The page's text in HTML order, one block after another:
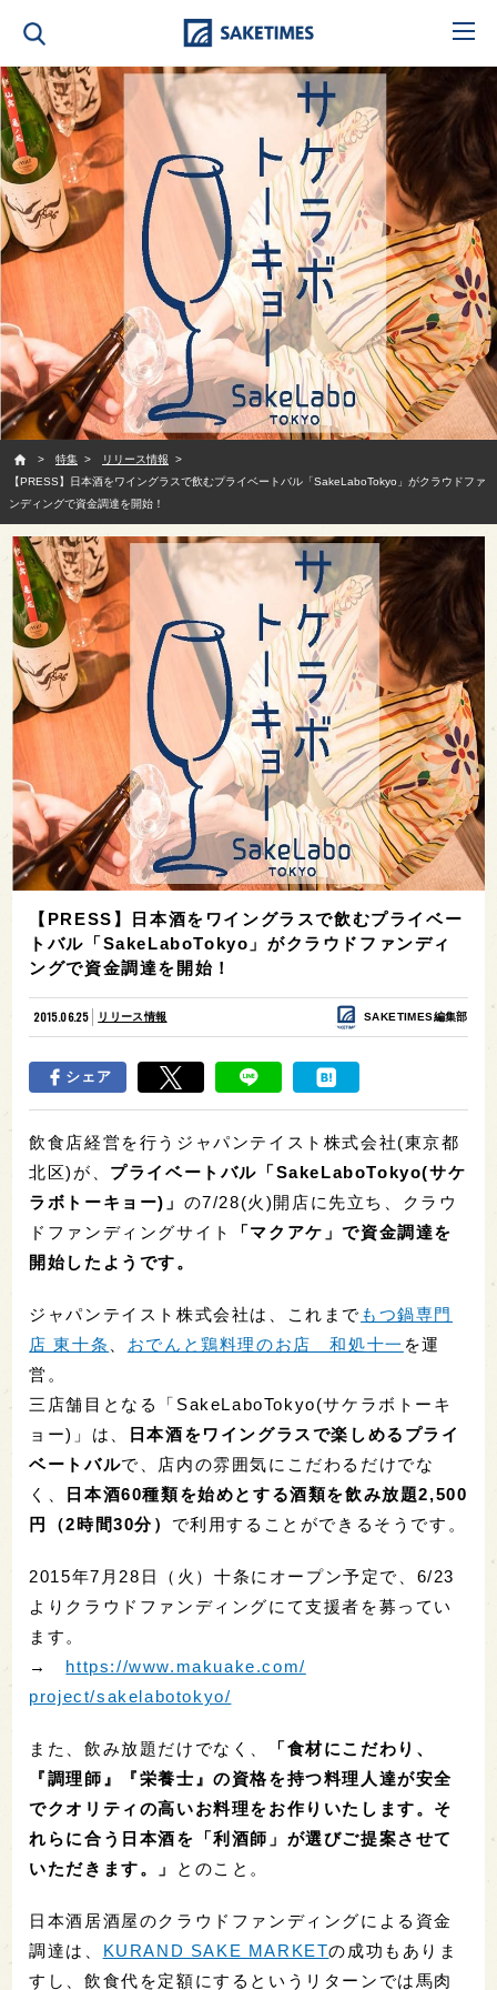
特集
リリース情報
【PRESS】日本酒をワイングラスで飲むプライベートバル「SakeLaboTokyo」がクラウドファ
ンディングで資金調達を開始！
【PRESS】日本酒をワイングラスで飲むプライベー
トバル「SakeLaboTokyo」がクラウドファンディ
ングで資金調達を開始！
2015.06.25 リリース情報 SAKETIMES編集部
シェア
飲食店経営を行うジャパンテイスト株式会社(東京都
北区)が、 プライベートバル「SakeLaboTokyo(サケ
ラボトーキョー)」 の7/28(火)開店に先立ち、クラウ
ドファンディングサイト
「マクアケ」で資金調達を
開始したようです。
ジャパンテイスト株式会社は、これまで もつ鍋専門
店 東十条
おでんと鶏料理のお店 和処十一 を運
営。
三店舗目となる「SakeLaboTokyo(サケラボトーキ
ョー)」は、
日本酒をワイングラスで楽しめるプライ
ベートバルで、店内の雰囲気にこだわるだけでな
く、
日本酒60種類を始めとする酒類を飲み放題2,500
円（2時間30分） で利用することができるそうです。
2015年7月28日（火）十条にオープン予定で、6/23
よりクラウドファンディングにて支援者を募ってい
ます。
→ https://www.makuake.com/
project/sakelabotokyo/
また、飲み放題だけでなく、
「食材にこだわり、
『調理師』『栄養士』の資格を持つ料理人達が安全
でクオリティの高いお料理をお作りいたします。そ
れらに合う日本酒を「利酒師」 が選びご提案させて
いただきます。」
とのこと。
日本酒居酒屋のクラウドファンディングによる資金
調達は、 KURAND SAKE MARKETの成功もありま
すし、飲食代を定額にするというリターンでは馬肉